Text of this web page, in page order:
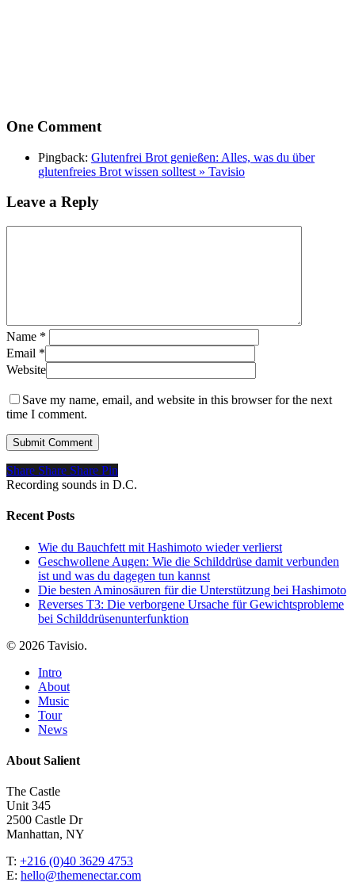
One Comment
Pingback: Glutenfrei Brot genießen: Alles, was du über
glutenfreies Brot wissen solltest » Tavisio
Leave a Reply
Name *
Email *
Website
Save my name, email, and website in this browser for the next
time I comment.
Share Share Share Pin
Recording sounds in D.C.
Recent Posts
Wie du Bauchfett mit Hashimoto wieder verlierst
Geschwollene Augen: Wie die Schilddrüse damit verbunden
ist und was du dagegen tun kannst
Die besten Aminosäuren für die Unterstützung bei Hashimoto
Reverses T3: Die verborgene Ursache für Gewichtsprobleme
bei Schilddrüsenunterfunktion
© 2026 Tavisio.
Close
Menu
Intro
About
Music
Tour
News
About Salient
The Castle
Unit 345
2500 Castle Dr
Manhattan, NY
T: +216 (0)40 3629 4753
E: hello@themenectar.com